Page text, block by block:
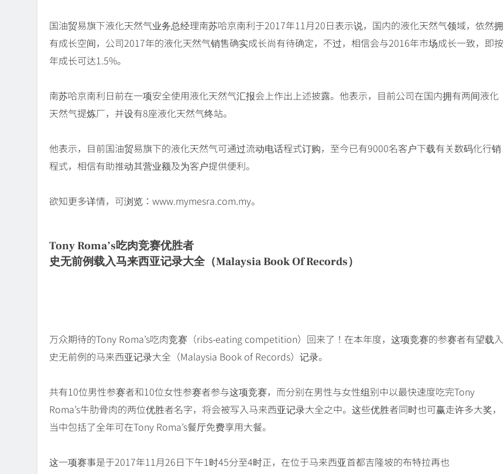
国油贸易旗下液化天然气业务总经理南苏哈京南利于2017年11月20日表示说，国内的液化天然气领域，依然拥
有成长空间，公司2017年的液化天然气销售确实成长尚有待确定，不过，相信会与2016年市场成长一致，即按
年成长可达1.5%。
南苏哈京南利日前在一项安全使用液化天然气汇报会上作出上述披露。他表示，目前公司在国内拥有两间液化
天然气提炼厂，并设有8座液化天然气终站。
他表示，目前国油贸易旗下的液化天然气可通过流动电话程式订购，至今已有9000名客户下载有关数码化行销
程式，相信有助推动其营业额及为客户提供便利。
欲知更多详情，可浏览：www.mymesra.com.my。
Tony Roma’s吃肉竞赛优胜者
史无前例载入马来西亚记录大全（Malaysia Book Of Records）
万众期待的Tony Roma’s吃肉竞赛（ribs-eating competition）回来了！在本年度，这项竞赛的参赛者有望载入
史无前例的马来西亚记录大全（Malaysia Book of Records）记录。
共有10位男性参赛者和10位女性参赛者参与这项竞赛，而分别在男性与女性组别中以最快速度吃完Tony
Roma’s牛肋骨肉的两位优胜者名字，将会被写入马来西亚记录大全之中。这些优胜者同时也可赢走许多大奖，
当中包括了全年可在Tony Roma’s餐厅免费享用大餐。
这一项赛事是于2017年11月26日下午1时45分至4时正，在位于马来西亚首都吉隆坡的布特拉再也